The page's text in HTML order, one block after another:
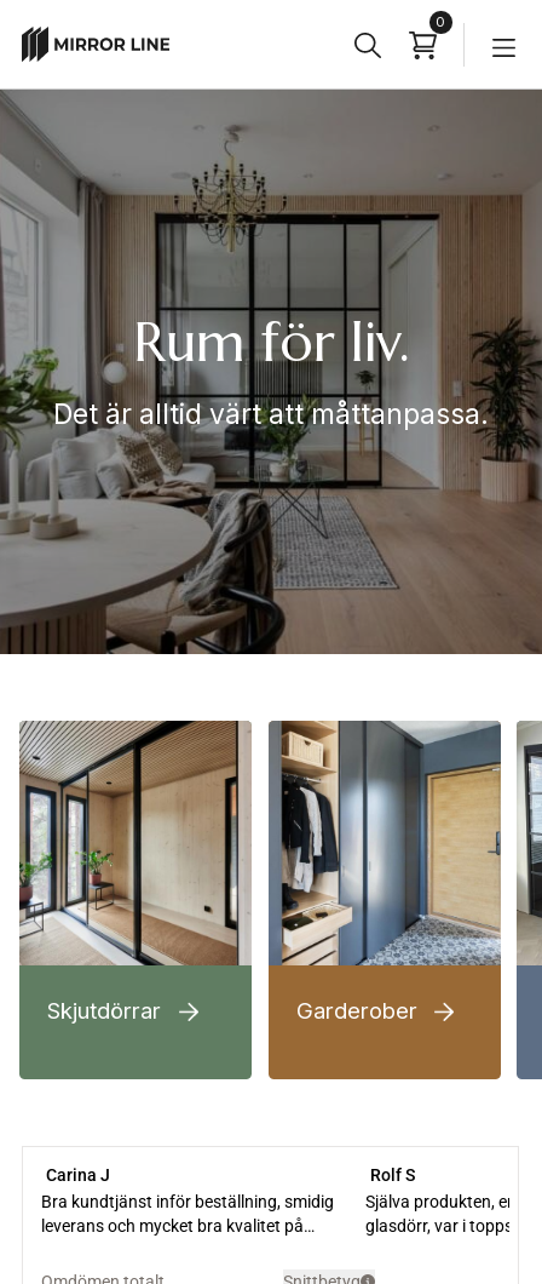
0
Sök
efter:
Sökknapp
Rum för liv.
Det är alltid värt att måttanpassa.
Skjutdörrar Garderober